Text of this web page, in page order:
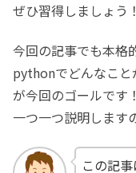
ぜひ習得しましょう！
今回の記事でも本格
pythonでどんなこと
が今回のゴールです！
一つ一つ説明します
この記